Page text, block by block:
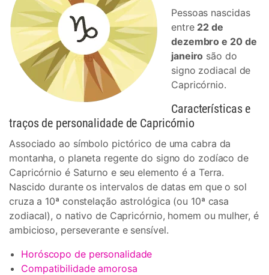
Pessoas nascidas
entre 22 de
dezembro e 20 de
janeiro são do
signo zodiacal de
Capricórnio.
Características e
traços de personalidade de Capricórnio
Associado ao símbolo pictórico de uma cabra da
montanha, o planeta regente do signo do zodíaco de
Capricórnio é Saturno e seu elemento é a Terra.
Nascido durante os intervalos de datas em que o sol
cruza a 10ª constelação astrológica (ou 10ª casa
zodiacal), o nativo de Capricórnio, homem ou mulher, é
ambicioso, perseverante e sensível.
Horóscopo de personalidade
Compatibilidade amorosa